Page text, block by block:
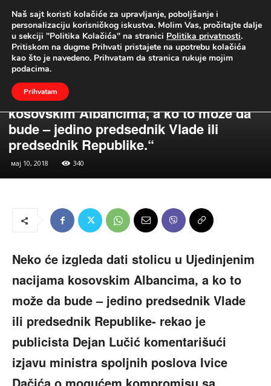
UŽIVO
Naslovna Vesti Politika
Vesti Politika
Dejan Lučić: „Neko će izgleda dati
stolicu u Ujedinjenim nacijama
kosovskim Albancima, a ko to može da
bude – jedino predsednik Vlade ili
predsednik Republike.“
мај 10, 2018 340
Neko će izgleda dati stolicu u Ujedinjenim
nacijama kosovskim Albancima, a ko to
može da bude – jedino predsednik Vlade
ili predsednik Republike- rekao je
publicista Dejan Lučić komentarišući
izjavu ministra spoljnih poslova Ivice
Naš sajt koristi kolačiće za upravljanje, poboljšanje i
personalizaciju korisničkog iskustva. Molim Vas, pročitajte dalje
u sekciji "Politika Kolačića" na stranici Politika privatnosti.
Pritiskom na dugme Prihvati pristajete na upotrebu kolačića
kao što je navedeno. Prihvatam da stranica rukuje mojim
podacima.
Prihvatam